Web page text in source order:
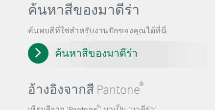
ค้นหาสีของมาดีร่า
ค้นพบสีที่ใช่สำหรับงานปักของคุณได้ที่นี่
ค้นหาสีของมาดีร่า
อ้างอิงจากสี Pantone®
®